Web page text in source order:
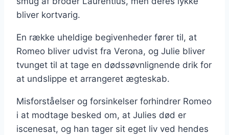
bliver kortvarig.
En række uheldige begivenheder fører til, at
Romeo bliver udvist fra Verona, og Julie bliver
tvunget til at tage en dødssøvnlignende drik for
at undslippe et arrangeret ægteskab.
Misforståelser og forsinkelser forhindrer Romeo
i at modtage besked om, at Julies død er
iscenesat, og han tager sit eget liv ved hendes